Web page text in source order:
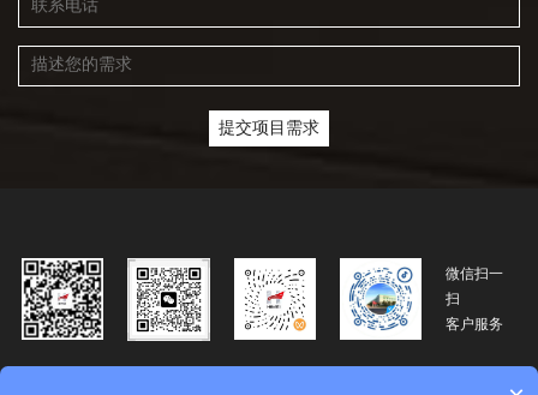
微信扫一
扫
客户服务